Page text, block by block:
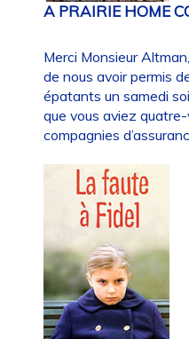
A PRAIRIE HOME
Merci Monsieur
de nous avoir permis
épatants un samedi
que vous aviez
compagnies